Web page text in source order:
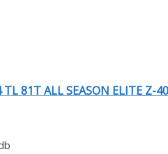
TL 81T ALL SEASON ELITE